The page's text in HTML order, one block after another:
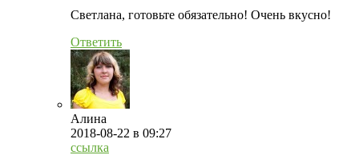
Светлана, готовьте обязательно! Очень вкусно!
Ответить
Алина
2018-08-22 в 09:27
ссылка